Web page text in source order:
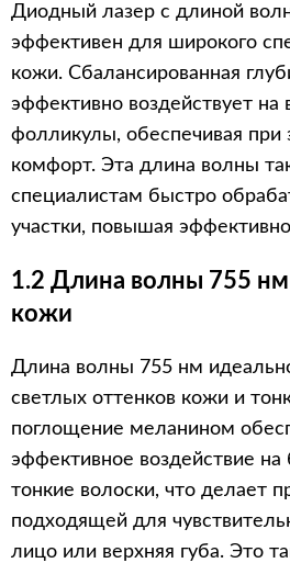
Диодный лазер с длиной
эффективен для широкого
кожи. Сбалансированная
эффективно воздействует на
фолликулы, обеспечивая при
комфорт. Эта длина волны
специалистам быстро
участки, повышая
1.2 Длина волны 755 нм
кожи
Длина волны 755 нм
светлых оттенков кожи и
поглощение меланином
эффективное воздействие
тонкие волоски, что делает
подходящей для
лицо или верхняя губа. Это